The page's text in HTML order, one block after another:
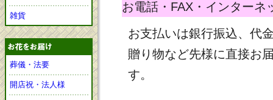
雑貨
葬儀・法要
開店祝・法人様
お電話・FAX・インターネ
お支払いは銀行振込、代
贈り物など先様に直接お
す。